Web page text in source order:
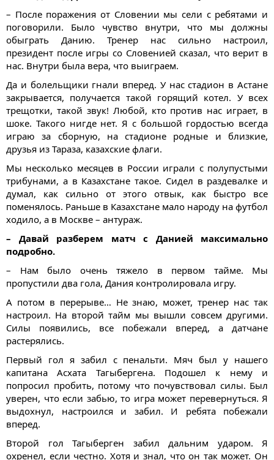
– После поражения от Словении мы сели с ребятами и
поговорили. Было чувство внутри, что мы должны
обыграть Данию. Тренер нас сильно настроил,
президент после игры со Словенией сказал, что верит в
нас. Внутри была вера, что выиграем.
Да и болельщики гнали вперед. У нас стадион в Астане
закрывается, получается такой горящий котел. У всех
трещотки, такой звук! Любой, кто против нас играет, в
шоке. Такого нигде нет. Я с большой гордостью всегда
играю за сборную, на стадионе родные и близкие,
друзья из Тараза, казахские флаги.
Мы несколько месяцев в России играли с полупустыми
трибунами, а в Казахстане такое. Сидел в раздевалке и
думал, как сильно от этого отвык, как быстро все
поменялось. Раньше в Казахстане мало народу на футбол
ходило, а в Москве – антураж.
– Давай разберем матч с Данией максимально
подробно.
– Нам было очень тяжело в первом тайме. Мы
пропустили два гола, Дания контролировала игру.
А потом в перерыве… Не знаю, может, тренер нас так
настроил. На второй тайм мы вышли совсем другими.
Силы появились, все побежали вперед, а датчане
растерялись.
Первый гол я забил с пенальти. Мяч был у нашего
капитана Асхата Тагыбергена. Подошел к нему и
попросил пробить, потому что почувствовал силы. Был
уверен, что если забью, то игра может перевернуться. Я
выдохнул, настроился и забил. И ребята побежали
вперед.
Второй гол Тагыберген забил дальним ударом. Я
охренел, если честно. Хотя и знал, что он так может. Он